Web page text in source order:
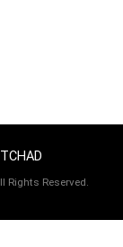
Rights Reserved.